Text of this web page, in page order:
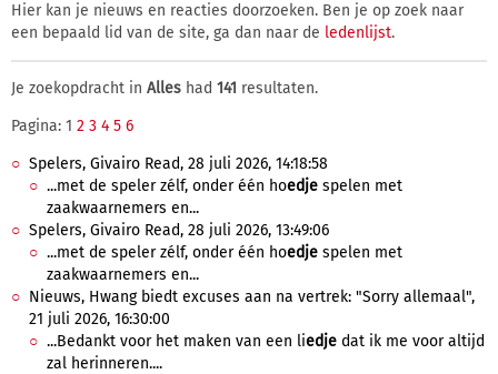
Hier kan je nieuws en reacties doorzoeken. Ben je op zoek naar
een bepaald lid van de site, ga dan naar de ledenlijst.
Je zoekopdracht in Alles had 141 resultaten.
Pagina: 1 2 3 4 5 6
Spelers, Givairo Read, 28 juli 2026, 14:18:58
...met de speler zélf, onder één hoedje spelen met
zaakwaarnemers en...
Spelers, Givairo Read, 28 juli 2026, 13:49:06
...met de speler zélf, onder één hoedje spelen met
zaakwaarnemers en...
Nieuws, Hwang biedt excuses aan na vertrek: "Sorry allemaal",
21 juli 2026, 16:30:00
...Bedankt voor het maken van een liedje dat ik me voor altijd
zal herinneren....